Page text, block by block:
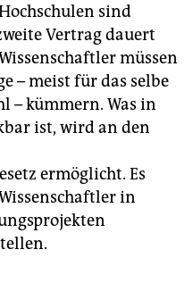
sind
Vertrag dauert
müssen
– meist für das selbe
– kümmern. Was in
ist, wird an den
ermöglicht. Es
in